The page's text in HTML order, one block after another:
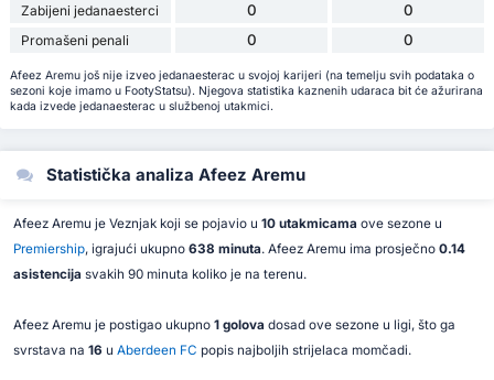
Zabijeni jedanaesterci 0 0
Promašeni penali 0 0
Afeez Aremu još nije izveo jedanaesterac u svojoj karijeri (na temelju svih podataka o
sezoni koje imamo u FootyStatsu). Njegova statistika kaznenih udaraca bit će ažurirana
kada izvede jedanaesterac u službenoj utakmici.
Statistička analiza Afeez Aremu
Afeez Aremu je Veznjak koji se pojavio u 10 utakmicama ove sezone u
Premiership, igrajući ukupno 638 minuta. Afeez Aremu ima prosječno 0.14
asistencija svakih 90 minuta koliko je na terenu.
Afeez Aremu je postigao ukupno 1 golova dosad ove sezone u ligi, što ga
svrstava na 16 u Aberdeen FC popis najboljih strijelaca momčadi.